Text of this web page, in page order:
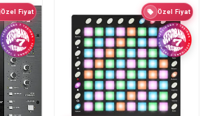
Özel Fiyat Özel Fiyat